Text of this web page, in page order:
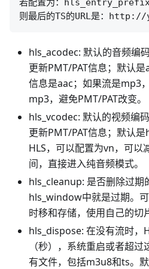
若配置为：
hls_acodec: 默认的音频编
更新PMT/PAT信息；默认
信息是aac；如果流是mp3
mp3，避免PMT/PAT改变。
hls_vcodec: 默认的视频编
更新PMT/PAT信息；默认
HLS，可以配置为vn，可以
间，直接进入纯音频模式。
hls_cleanup: 是否删除过期
hls_window中就是过期。
时移和存储，使用自己的切
hls_dispose: 在没有流时，
（秒），系统重启或者超
有文件，包括m3u8和ts。默